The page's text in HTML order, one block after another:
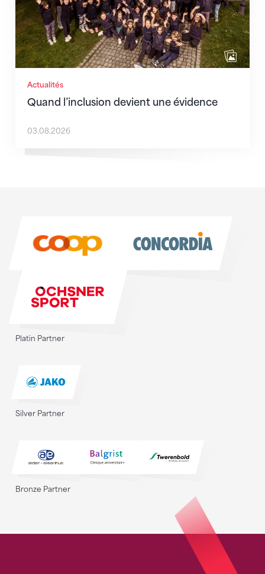
Actualités
Quand l’inclusion devient une évidence
03.08.2026
Platin Partner
Silver Partner
Bronze Partner